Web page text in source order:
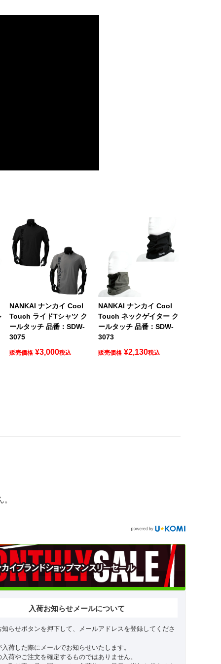
NANKAI ナンカイ Cool
Touch ライドTシャツ ク
ールタッチ 品番：SDW-
3075
販売価格 ¥3,000税込
NANKAI ナンカイ Cool
Touch ネックゲイター ク
ールタッチ 品番：SDW-
3073
販売価格 ¥2,130税込
入荷お知らせメールについて
知らせボタンを押下して、メールアドレスを登録してくださ
荷した際にメールでお知らせいたします。
荷やご注文を確定するものではありません。